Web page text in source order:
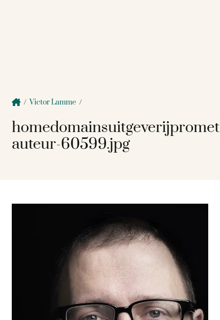
/Victor Lamme /
auteur-60599.jpg